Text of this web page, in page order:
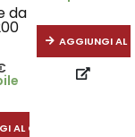
da
AL CARRELLO
AGGIUNGI AL